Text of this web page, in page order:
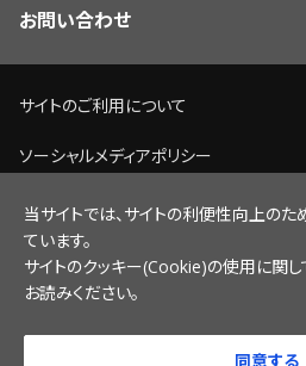
お問い合わせ
サイトのご利用について
ソーシャルメディアポリシー
個人情報保護方針
脆弱性情報開示ポリシー
サイトマップ
当サイトでは、サイトの利便性向上の
ています。
サイトのクッキー(Cookie)の使用に関し
お読みください。
同意する